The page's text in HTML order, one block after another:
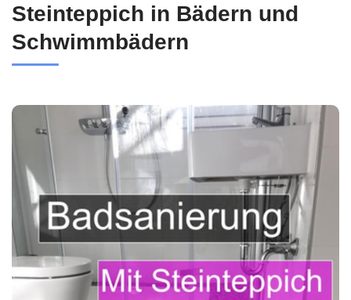
Steinteppich in Bädern und
Schwimmbädern